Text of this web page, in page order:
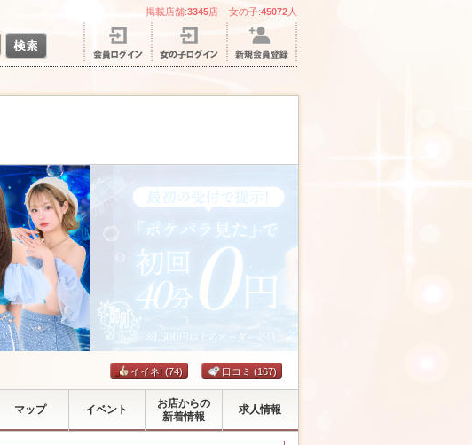
掲載店舗:3345店 女の子:45072 人
イイネ! (74) 口コミ (167)
マップ イベント
お店からの
新着情報
求人情報